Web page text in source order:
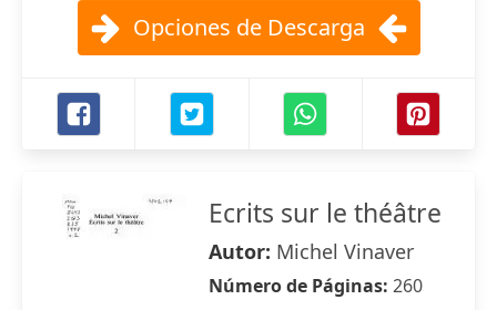
Opciones de Descarga
Ecrits sur le théâtre
Autor: Michel Vinaver
Número de Páginas: 260